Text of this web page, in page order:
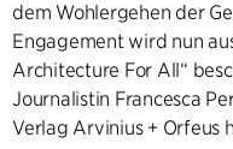
dem Wohlergehen der
Engagement wird nun
Architecture For All“
Journalistin Francesca
Verlag Arvinius + Orfeus